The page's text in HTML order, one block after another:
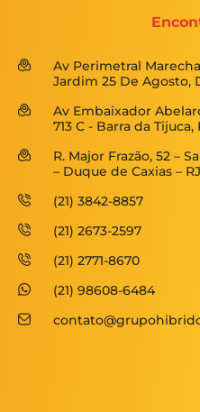
Av Perimetral
Jardim 25 De Agosto,
Av Embaixador
713 C - Barra da
R. Major Frazão, 52 –
– Duque de Caxias – RJ
(21) 3842-8857
(21) 2673-2597
(21) 2771-8670
(21) 98608-6484